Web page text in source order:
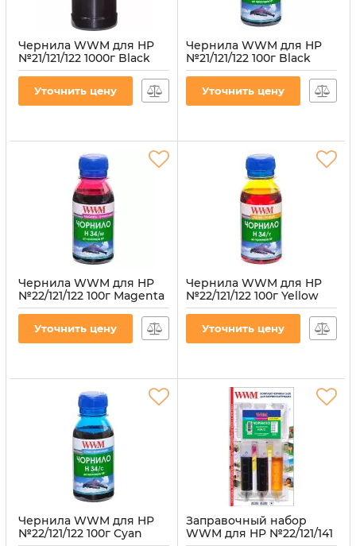
Чернила WWM для HP
№21/121/122 1000г Black
водорастворимые
H30/B-4
Уточнить цену
Чернила WWM для HP
№21/121/122 100г Black
водорастворимые
H30/B-2
Уточнить цену
Чернила WWM для HP
№22/121/122 100г Magenta
водорастворимые
H34/M-2
Уточнить цену
Чернила WWM для HP
№22/121/122 100г Yellow
водорастворимые
Уточнить цену
Чернила WWM для HP
№22/121/122 100г Cyan
Заправочный набор
WWM для HP №22/121/141